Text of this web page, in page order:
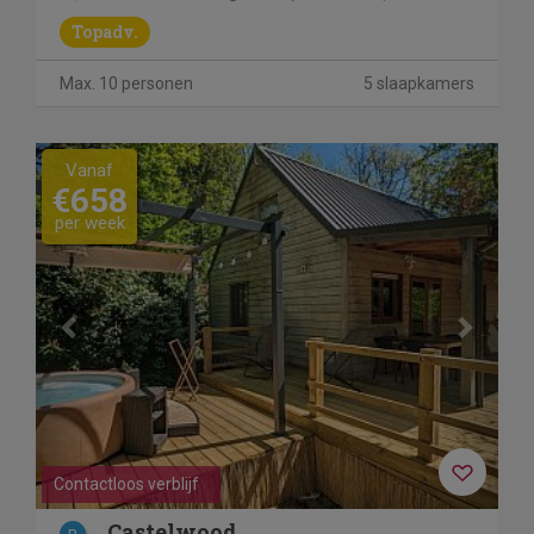
Topadv.
Max. 10 personen 5 slaapkamers
Previous Next
Contactloos verblijf
Vanaf
€658
per week